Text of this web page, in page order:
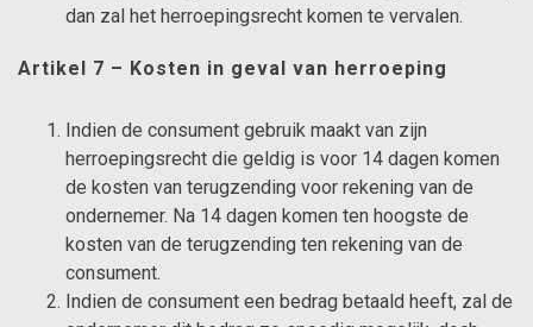
dan zal het herroepingsrecht komen te vervalen.
Artikel 7 – Kosten in geval van herroeping
Indien de consument gebruik maakt van zijn
herroepingsrecht die geldig is voor 14 dagen komen
de kosten van terugzending voor rekening van de
ondernemer. Na 14 dagen komen ten hoogste de
kosten van de terugzending ten rekening van de
consument.
Indien de consument een bedrag betaald heeft, zal de